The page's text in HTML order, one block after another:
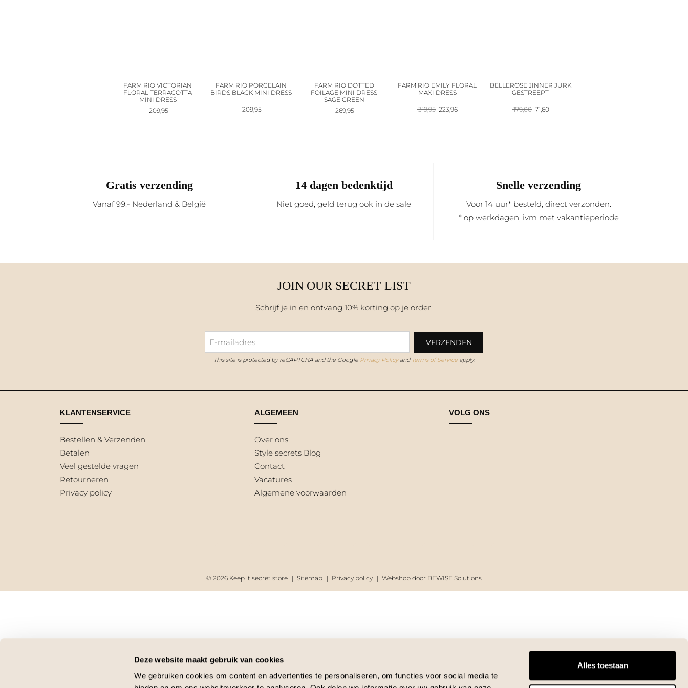
Deze website maakt gebruik van cookies
We gebruiken cookies om content en advertenties te personaliseren, om functies voor social media te
Alles toestaan
FARM RIO VICTORIAN
FLORAL TERRACOTTA
MINI DRESS
209,95
FARM RIO PORCELAIN
BIRDS BLACK MINI DRESS
209,95
FARM RIO DOTTED
FOILAGE MINI DRESS
SAGE GREEN
269,95
FARM RIO EMILY FLORAL
MAXI DRESS
319,95 Oorspronkelijke
223,96Huidige
BELLEROSE JINNER JURK
GESTREEPT
179,00 Oorspronkelijke
prijs
71,60Huidige
Gratis verzending
Vanaf 99,- Nederland & België
14 dagen bedenktijd
Niet goed, geld terug ook in de sale
Snelle verzending
Voor 14 uur* besteld, direct verzonden.
* op werkdagen, ivm met vakantieperiode
JOIN OUR SECRET LIST
Schrijf je in en ontvang 10% korting op je order.
This site is protected by reCAPTCHA and the Google Privacy Policyand Terms of Serviceapply.
KLANTENSERVICE
Bestellen & Verzenden
Betalen
Veel gestelde vragen
Retourneren
Privacy policy
ALGEMEEN
Over ons
Style secrets Blog
Contact
Vacatures
Algemene voorwaarden
VOLG ONS
© 2026 Keep it secret store Sitemap Privacy policy Webshop door BEWISE Solutions
Secret Flash Sale